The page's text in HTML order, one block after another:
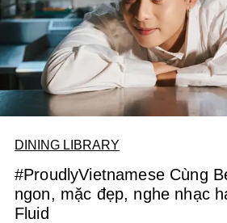
DINING LIBRARY
#ProudlyVietnamese Cùng
ngon, mặc đẹp, nghe nhạc
Fluid